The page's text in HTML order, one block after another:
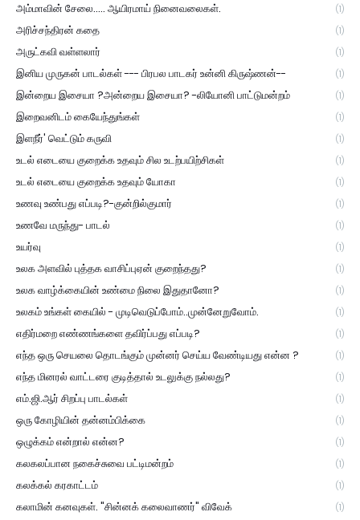
அம்மாவின் சேலை..... ஆயிரமாய் நினைவலைகள். (1)
அரிச்சந்திரன் கதை (1)
அருட்கவி வள்ளலார் (1)
இனிய முருகன் பாடல்கள் --- பிரபல பாடகர் உன்னி கிருஷ்ணன்-- (1)
இன்றைய இசையா ?அன்றைய இசையா? -லியோனி பாட்டுமன்றம் (1)
இறைவனிடம் கையேந்துங்கள் (1)
இளநீர்' வெட்டும் கருவி (1)
உடல் எடையை குறைக்க உதவும் சில உடற்பயிற்சிகள் (1)
உடல் எடையை குறைக்க உதவும் யோகா (1)
உணவு உண்பது எப்படி?-குன்றில்குமார் (1)
உணவே மருந்து- பாடல் (1)
உயர்வு (1)
உலக அளவில் புத்தக வாசிப்புஏன் குறைந்தது? (1)
உலக வாழ்க்கையின் உண்மை நிலை இதுதானோ? (1)
உலகம் உங்கள் கையில் - முடிவெடுப்போம்..முன்னேறுவோம். (1)
எதிர்மறை எண்ணங்களை தவிர்ப்பது எப்படி? (1)
எந்த ஒரு செயலை தொடங்கும் முன்னர் செய்ய வேண்டியது என்ன ? (1)
எந்த மினரல் வாட்டரை குடித்தால் உடலுக்கு நல்லது? (1)
எம்.ஜி.ஆர் சிறப்பு பாடல்கள் (1)
ஒரு கோழியின் தன்னம்பிக்கை (1)
ஒழுக்கம் என்றால் என்ன? (1)
கலகலப்பான நகைச்சுவை பட்டிமன்றம் (1)
கலக்கல் கரகாட்டம் (1)
கலாமின் கனவுகள். "சின்னக் கலைவாணர்" விவேக் (1)